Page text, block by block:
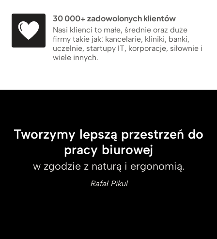
30 000+ zadowolonych klientów
Nasi klienci to małe, średnie oraz duże
firmy takie jak: kancelarie, kliniki, banki,
uczelnie, startupy IT, korporacje, siłownie i
wiele innych.
Tworzymy lepszą przestrzeń do
pracy biurowej
w zgodzie z naturą i ergonomią.
Rafał Pikul